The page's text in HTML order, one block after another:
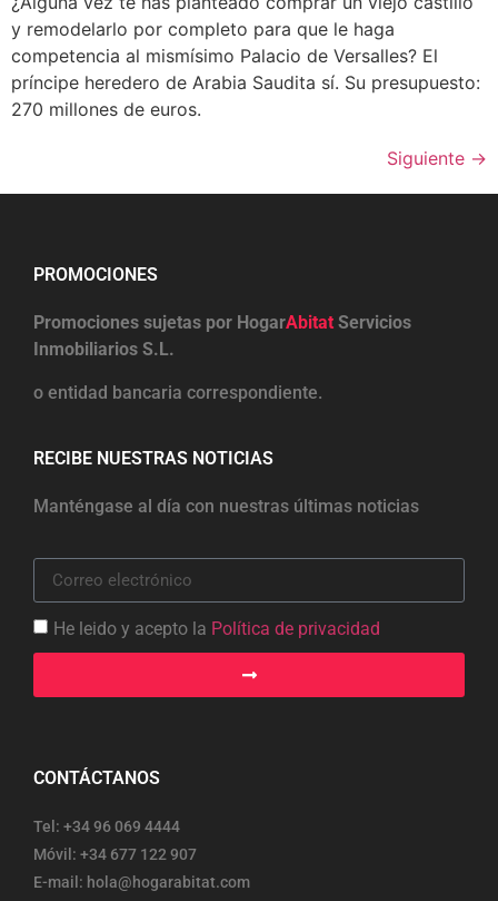
y remodelarlo por completo para que le haga
competencia al mismísimo Palacio de Versalles? El
príncipe heredero de Arabia Saudita sí. Su presupuesto:
270 millones de euros.
Siguiente →
PROMOCIONES
Promociones sujetas por HogarAbitat Servicios
Inmobiliarios S.L.
o entidad bancaria correspondiente.
RECIBE NUESTRAS NOTICIAS
Manténgase al día con nuestras últimas noticias
He leido y acepto la Política de privacidad
CONTÁCTANOS
Tel: +34 96 069 4444
Móvil: +34 677 122 907
E-mail: hola@hogarabitat.com